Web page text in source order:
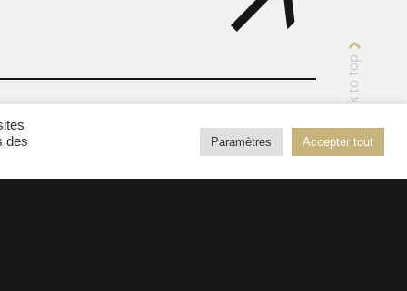
back to top
des
Paramètres Accepter tout